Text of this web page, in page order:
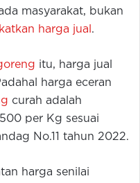
masyarakat, bukan
harga jual .
itu, harga jual
harga eceran
curah adalah
per Kg sesuai
No.11 tahun 2022.
harga senilai